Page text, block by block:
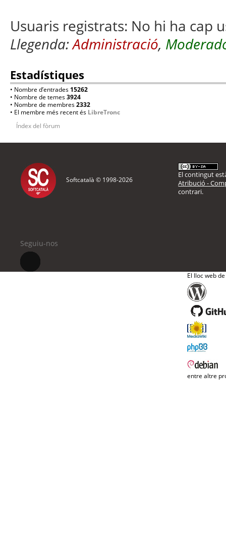
Usuaris registrats: No hi ha cap
Llegenda:Administració,
Estadístiques
• Nombre d’entrades 15262
• Nombre de temes3924
• Nombre de membres2332
• El membre més recent és LibreTronc
Índex del fòrum
Softcatalà © 1998-2026
El contingut
Atribució -
contrari.
Seguiu-nos
El lloc web
entre altre